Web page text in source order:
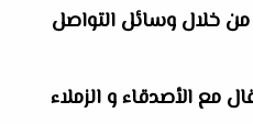
خلال وسائل التواصل
مع الأصدقاء و الزملاء